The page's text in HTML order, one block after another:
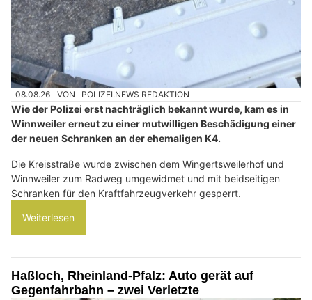
08.08.26 VON POLIZEI.NEWS REDAKTION
Wie der Polizei erst nachträglich bekannt wurde, kam es in
Winnweiler erneut zu einer mutwilligen Beschädigung einer
der neuen Schranken an der ehemaligen K4.
Die Kreisstraße wurde zwischen dem Wingertsweilerhof und
Winnweiler zum Radweg umgewidmet und mit beidseitigen
Schranken für den Kraftfahrzeugverkehr gesperrt.
Weiterlesen
Haßloch, Rheinland-Pfalz: Auto gerät auf
Gegenfahrbahn – zwei Verletzte